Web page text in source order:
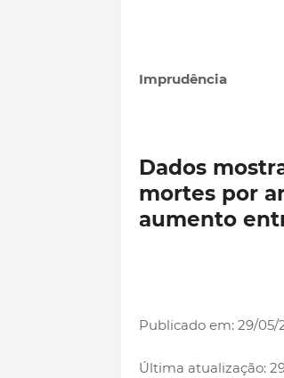
Imprudência
Dados
mortes por
aumento
Publicado em: 29/05/
Última atualização: